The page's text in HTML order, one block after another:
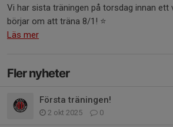
Vi har sista träningen på torsdag innan ett
börjar om att träna 8/1! ⭐️
Läs mer
Fler nyheter
Första träningen!
2 okt 2025 0